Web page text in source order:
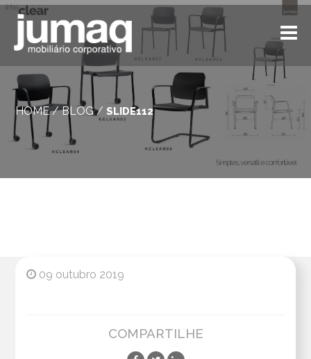
HOME/BLOG/SLIDE112
09 outubro 2019
COMPARTILHE